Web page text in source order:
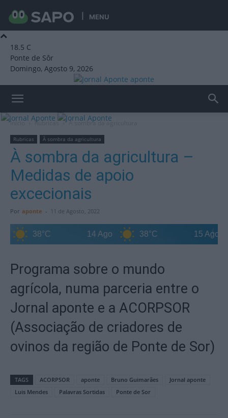
MENU
18.5 C
Ponte de Sôr
Domingo, Agosto 9, 2026
aponte
Início Rubricas À sombra da agricultura
Rubricas À sombra da agricultura
À sombra da agricultura –
Medidas de apoio
excecionais
Por aponte - 11 de Agosto, 2022
38°C 14 Ago 38°C 15 Ago
Programa sobre o mundo
agrícola, numa parceria entre o
Jornal aponte e a ACORPSOR
(Associação de criadores de
ovinos da região de Ponte de Sor)
TAGS ACORPSOR aponte Bruno Guimarães
Jornal aponte
Luis Mendes
Palavras Sortidas Ponte de Sor